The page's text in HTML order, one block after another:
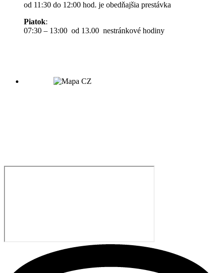
od 11:30 do 12:00 hod. je obedňajšia prestávka
Piatok:
07:30 – 13:00 od 13.00 nestránkové hodiny